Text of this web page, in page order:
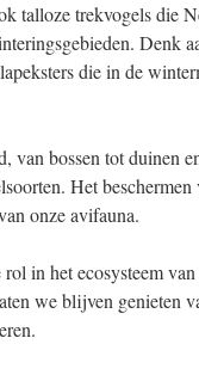
talloze trekvogels die
Denk
die in de
van bossen tot duinen
Het
onze avifauna.
in het ecosysteem
we blijven genieten